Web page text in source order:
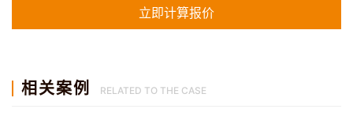
相关案例 RELATED TO THE CASE